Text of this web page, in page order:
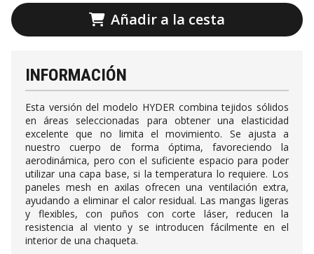
Añadir a la cesta
INFORMACIÓN
Esta versión del modelo HYDER combina tejidos sólidos
en áreas seleccionadas para obtener una elasticidad
excelente que no limita el movimiento. Se ajusta a
nuestro cuerpo de forma óptima, favoreciendo la
aerodinámica, pero con el suficiente espacio para poder
utilizar una capa base, si la temperatura lo requiere. Los
paneles mesh en axilas ofrecen una ventilación extra,
ayudando a eliminar el calor residual. Las mangas ligeras
y flexibles, con puños con corte láser, reducen la
resistencia al viento y se introducen fácilmente en el
interior de una chaqueta.